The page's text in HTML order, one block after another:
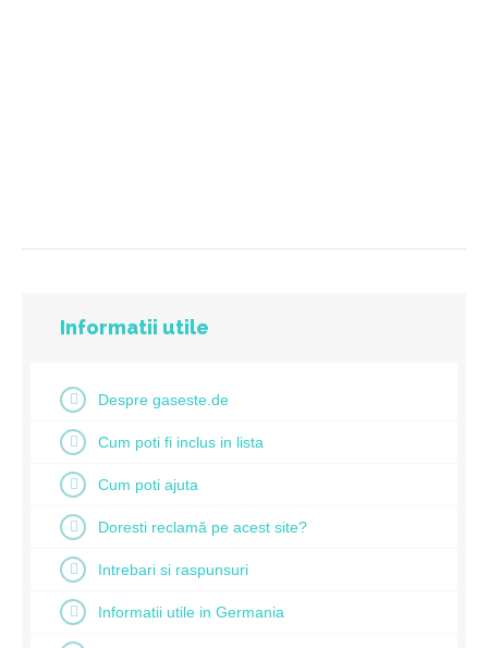
Informatii utile
Despre gaseste.de
Cum poti fi inclus in lista
Cum poti ajuta
Doresti reclamă pe acest site?
Intrebari si raspunsuri
Informatii utile in Germania